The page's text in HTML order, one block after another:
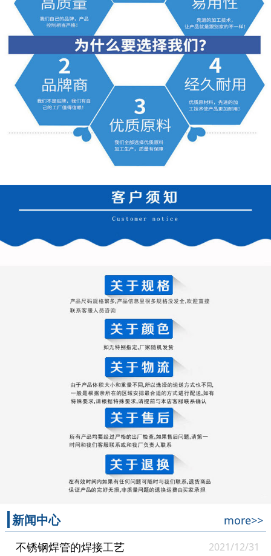
新闻中心
more>>
不锈钢焊管的焊接工艺
2021/12/31